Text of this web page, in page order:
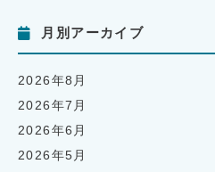
月別アーカイブ
2026年8月
2026年7月
2026年6月
2026年5月